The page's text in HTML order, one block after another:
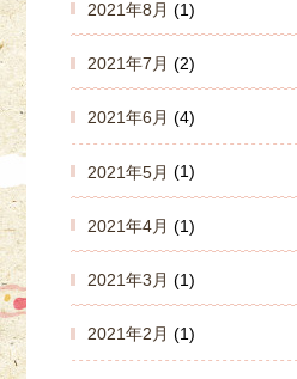
2021年8月 (1)
2021年7月 (2)
2021年6月 (4)
2021年5月 (1)
2021年4月 (1)
2021年3月 (1)
2021年2月 (1)